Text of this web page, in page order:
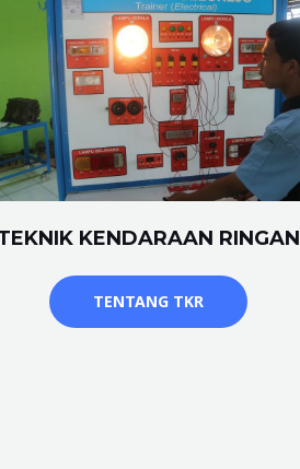
KENDARAAN RINGAN
TENTANG TKR